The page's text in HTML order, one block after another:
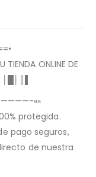
ONLINE DE
————-««
protegida.
pago seguros,
de nuestra